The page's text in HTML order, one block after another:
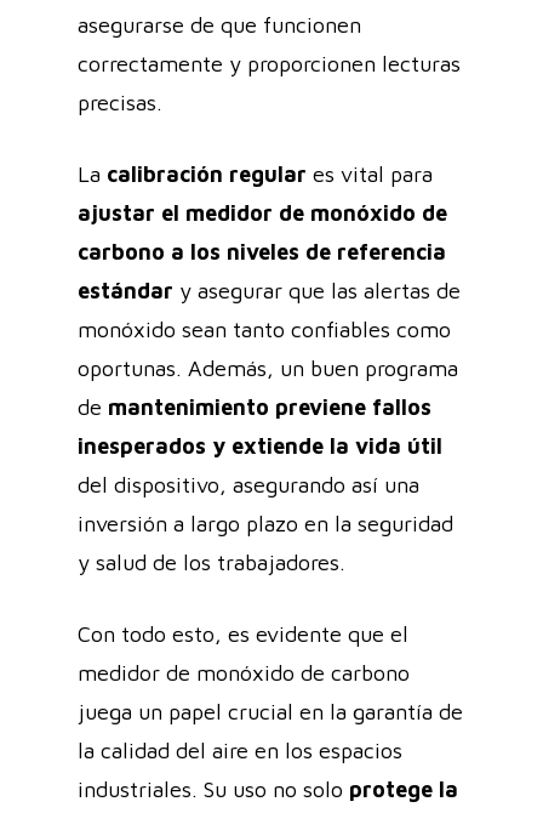
asegurarse de que funcionen
correctamente y proporcionen lecturas
precisas.
La calibración regular es vital para
ajustar el medidor de monóxido de
carbono a los niveles de referencia
estándar y asegurar que las alertas de
monóxido sean tanto confiables como
oportunas. Además, un buen programa
de mantenimiento previene fallos
inesperados y extiende la vida útil
del dispositivo, asegurando así una
inversión a largo plazo en la seguridad
y salud de los trabajadores.
Con todo esto, es evidente que el
medidor de monóxido de carbono
juega un papel crucial en la garantía de
la calidad del aire en los espacios
industriales. Su uso no solo protege la